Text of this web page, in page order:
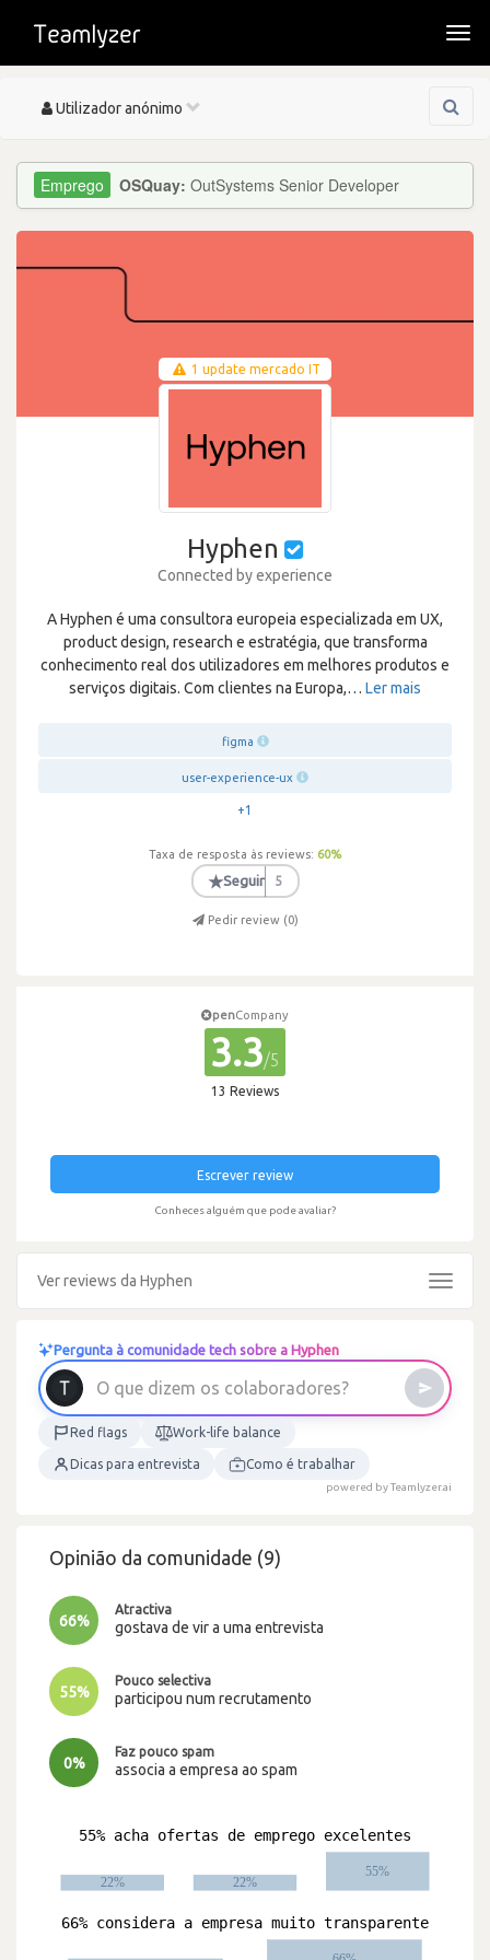
Toggle
Utilizador anónimo
OSQuay: OutSystems Senior Developer
1 update mercado IT
Hyphen
Connected by experience
A Hyphen é uma consultora europeia especializada em UX,
product design, research e estratégia, que transforma
conhecimento real dos utilizadores em melhores produtos e
serviços digitais. Com clientes na Europa,… Ler mais
figma
user-experience-ux
+1
Taxa de resposta às reviews: 60%
★Seguir 5
Pedir review (0)
penCompany
3.3/5
13 Reviews
Escrever review
Conheces alguém que pode avaliar?
Ver reviews da Hyphen
Toggle
Pergunta à comunidade tech sobre a Hyphen
O que d izem os colaborad ores?
Red flags Work-life balance
Dicas para entrevista Como é trabalhar
powered by Teamlyzer.ai
Opinião da comunidade (9)
66%
Atractiva
gostava de vir a uma entrevista
55%
Pouco selectiva
participou num recrutamento
0%
Faz pouco spam
associa a empresa ao spam